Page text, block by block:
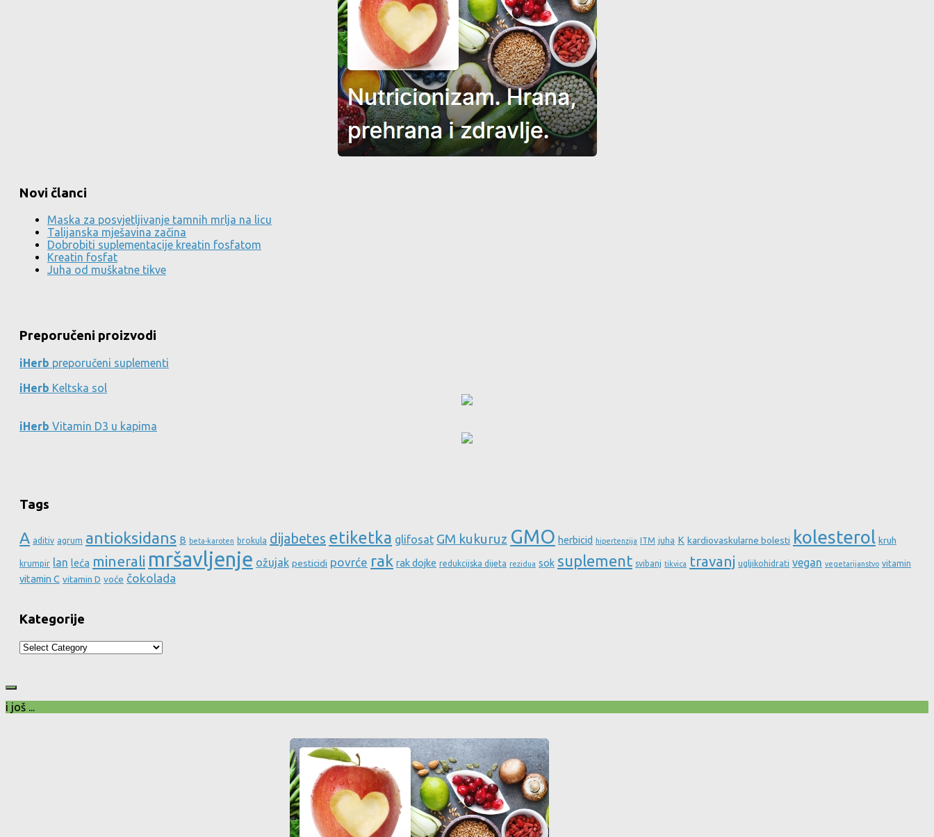
Novi članci
Maska za posvjetljivanje tamnih mrlja na licu
Talijanska mješavina začina
Dobrobiti suplementacije kreatin fosfatom
Kreatin fosfat
Juha od muškatne tikve
Preporučeni proizvodi
iHerb preporučeni suplementi
iHerb Keltska sol
iHerb Vitamin D3 u kapima
Tags
A aditiv agrum antioksidans B beta-karoten brokula dijabetes etiketka glifosat GM kukuruz GMO herbicid hipertenzija ITM juha K kardiovaskularne bolesti kolesterol kruh
krumpir lan leća minerali mršavljenje ožujak pesticidi povrće rak rak dojke redukcijska dijeta rezidua sok suplement svibanj tikvica travanj ugljikohidrati vegan vegetarijanstvo vitamin
vitamin C vitamin D voće čokolada
Kategorije
Kategorije
i još ...